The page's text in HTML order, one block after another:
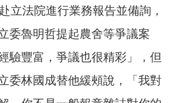
立法院進行業務報告並備詢，
委魯明哲提起農舍等爭議案
驗豐富，爭議也很精彩」，但
委林國成替他緩頰說，「我對